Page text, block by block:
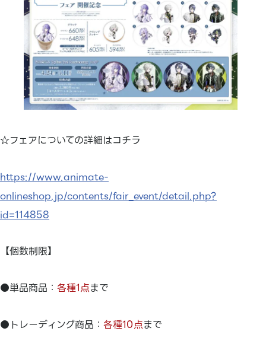
☆フェアについての詳細はコチラ
https://www.animate-
onlineshop.jp/contents/fair_event/detail.php?
id=114858
【個数制限】
●単品商品： 各種1点まで
●トレーディング商品： 各種10点まで